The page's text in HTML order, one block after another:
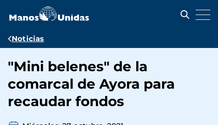
contenido
Ruta
navegación
Noticias
"Mini belenes" de la
comarcal de Ayora para
recaudar fondos